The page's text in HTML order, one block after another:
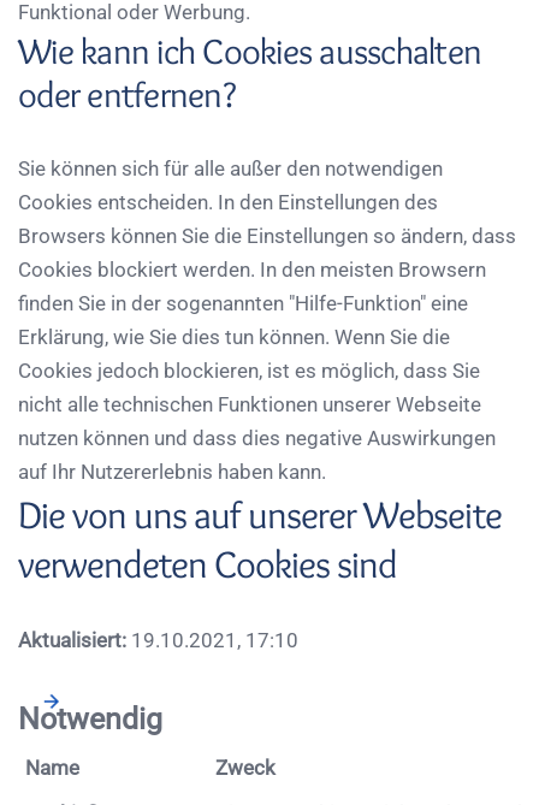
Funktional oder Werbung.
Wie kann ich Cookies ausschalten
oder entfernen?
Sie können sich für alle außer den notwendigen
Cookies entscheiden. In den Einstellungen des
Browsers können Sie die Einstellungen so ändern, dass
Cookies blockiert werden. In den meisten Browsern
finden Sie in der sogenannten "Hilfe-Funktion" eine
Erklärung, wie Sie dies tun können. Wenn Sie die
Cookies jedoch blockieren, ist es möglich, dass Sie
nicht alle technischen Funktionen unserer Webseite
nutzen können und dass dies negative Auswirkungen
auf Ihr Nutzererlebnis haben kann.
Die von uns auf unserer Webseite
verwendeten Cookies sind
Aktualisiert: 19.10.2021, 17:10
Notwendig
Name
Zweck